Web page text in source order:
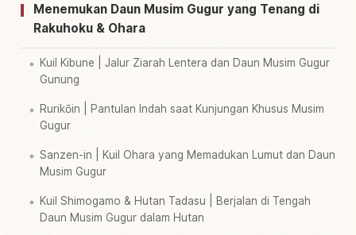
Menemukan Daun Musim Gugur yang Tenang di
Rakuhoku & Ohara
Kuil Kibune | Jalur Ziarah Lentera dan Daun Musim Gugur
Gunung
Rurikōin | Pantulan Indah saat Kunjungan Khusus Musim
Gugur
Sanzen-in | Kuil Ohara yang Memadukan Lumut dan Daun
Musim Gugur
Kuil Shimogamo & Hutan Tadasu | Berjalan di Tengah
Daun Musim Gugur dalam Hutan